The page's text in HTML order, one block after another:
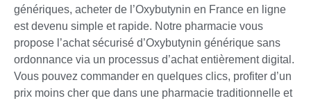
génériques, acheter de l’Oxybutynin en France en ligne
est devenu simple et rapide. Notre pharmacie vous
propose l’achat sécurisé d’Oxybutynin générique sans
ordonnance via un processus d’achat entièrement digital.
Vous pouvez commander en quelques clics, profiter d’un
prix moins cher que dans une pharmacie traditionnelle et